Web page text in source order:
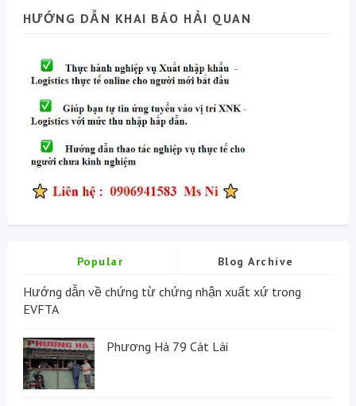
HƯỚNG DẪN KHAI BÁO HẢI QUAN
Popular Blog Archive
Hướng dẫn về chứng từ chứng nhận xuất xứ trong
EVFTA
Phương Hà 79 Cát Lái